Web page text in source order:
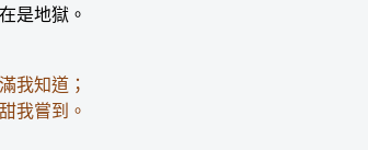
是地獄。
我知道；
我嘗到。